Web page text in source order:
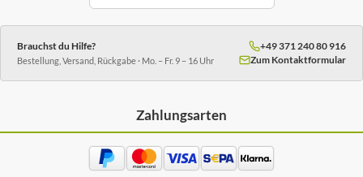
Brauchst du Hilfe?
Bestellung, Versand, Rückgabe · Mo. – Fr. 9 – 16 Uhr
+49 371 240 80 916
Zum Kontaktformular
Zahlungsarten